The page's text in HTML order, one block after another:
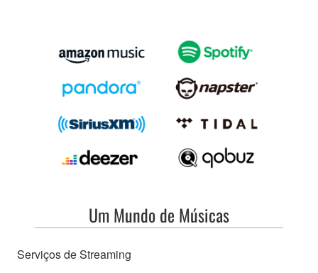
Um Mundo de Músicas
Serviços de Streaming